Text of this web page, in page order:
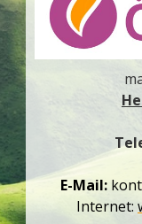
E-Mail:
Internet: